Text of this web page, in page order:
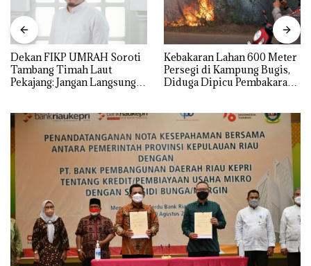
Dekan FIKP UMRAH Soroti
Tambang Timah Laut
Pekajang: Jangan Langsung
Lingkungannya
Kebakaran Lahan 600 Meter
Persegi di Kampung Bugis,
Diduga Dipicu Pembakaran